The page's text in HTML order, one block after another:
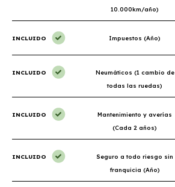
10.000km/año)
INCLUIDO Impuestos (Año)
INCLUIDO
Neumáticos (1 cambio de
todas las ruedas)
INCLUIDO
Mantenimiento y averías
(Cada 2 años)
INCLUIDO
Seguro a todo riesgo sin
franquicia (Año)